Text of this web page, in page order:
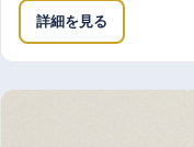
詳細を見る